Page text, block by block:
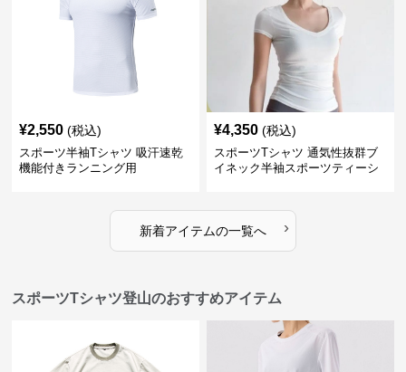
¥2,550 (税込)
スポーツ半袖Tシャツ 吸汗速乾
機能付きランニング用
¥4,350 (税込)
スポーツTシャツ 通気性抜群ブ
イネック半袖スポーツティーシ
新着アイテムの一覧へ ›
スポーツTシャツ登山のおすすめアイテム